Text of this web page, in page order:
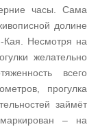
часы. Сама
долине
Кая. Несмотря на
желательно
всего
прогулка
займёт
– на